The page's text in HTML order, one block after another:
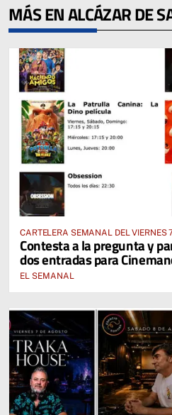
MÁS EN ALCÁZAR DE
CARTELERA SEMANAL DEL VIERNES
2026
Contesta a la pregunta y
dos entradas para
EL SEMANAL